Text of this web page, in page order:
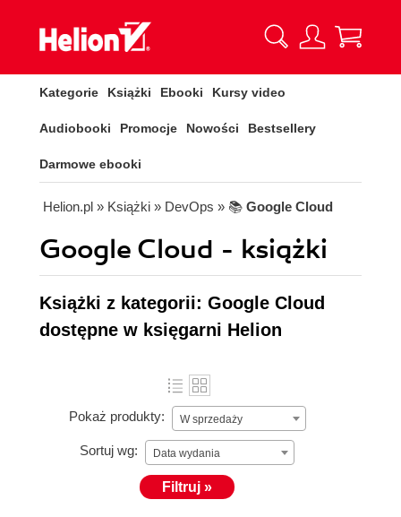
Kategorie Książki Ebooki Kursy video
Audiobooki Promocje Nowości Bestsellery
Darmowe ebooki
Helion.pl » Książki » DevOps » 📚 Google Cloud
Google Cloud - książki
Książki z kategorii: Google Cloud
dostępne w księgarni Helion
Pokaż produkty: W sprzedaży
Sortuj wg: Data wydania
Filtruj »